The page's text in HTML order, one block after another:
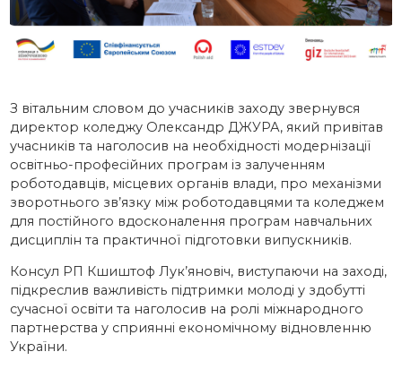
З вітальним словом до учасників заходу звернувся
директор коледжу Олександр ДЖУРА, який привітав
учасників та наголосив на необхідності модернізації
освітньо-професійних програм із залученням
роботодавців, місцевих органів влади, про механізми
зворотнього зв’язку між роботодавцями та коледжем
для постійного вдосконалення програм навчальних
дисциплін та практичної підготовки випускників.
Консул РП Кшиштоф Лук’яновіч, виступаючи на заході,
підкреслив важливість підтримки молоді у здобутті
сучасної освіти та наголосив на ролі міжнародного
партнерства у сприянні економічному відновленню
України.